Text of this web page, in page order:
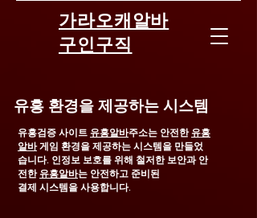
가라오캐알바
구인구직
유흥 환경을 제공하는 시스템
유흥검증 사이트 유흥알바주소는 안전한 유흥
알바게임 환경을 제공하는 시스템을 만들었
습니다. 인정보 보호를 위해 철저한 보안과 안
전한 유흥알바는 안전하고 준비된
결제 시스템을 사용합니다.